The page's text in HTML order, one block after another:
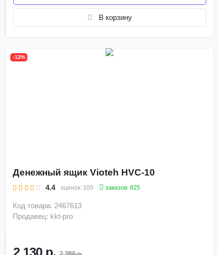
В корзину
-12%
Денежный ящик Vioteh HVC-10
4.4 оценок: 100 заказов: 825
Код товара: 2467613
Продавец: kkt-pro